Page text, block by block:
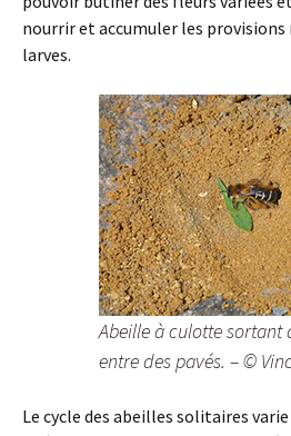
nourrir et accumuler les provisions
larves.
Abeille à culotte sortant
entre des pavés. – ©
Le cycle des abeilles solitaires